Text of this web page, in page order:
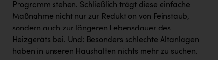
Programm stehen. Schließlich trägt diese einfache
Maßnahme nicht nur zur Reduktion von Feinstaub,
sondern auch zur längeren Lebensdauer des
Heizgeräts bei. Und: Besonders schlechte Altanlagen
haben in unseren Haushalten nichts mehr zu suchen.